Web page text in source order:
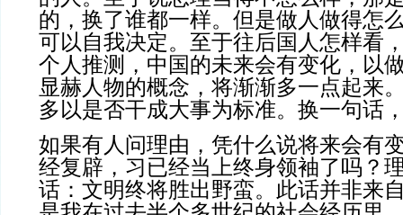
的，换了谁都一样。但是做人做得怎
可以自我决定。至于往后国人怎样看
个人推测，中国的未来会有变化，以
显赫人物的概念，将渐渐多一点起来
多以是否干成大事为标准。换一句话
如果有人问理由，凭什么说将来会有
经复辟，习已经当上终身领袖了吗？
话：文明终将胜出野蛮。此话并非来